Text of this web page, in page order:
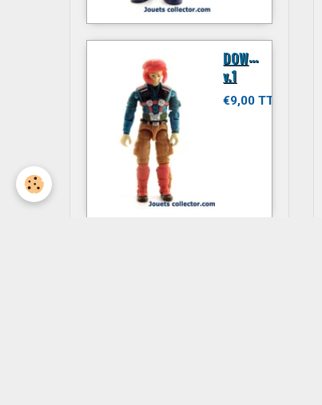
D
OWNTOWN
v.1
€9,00 TTC